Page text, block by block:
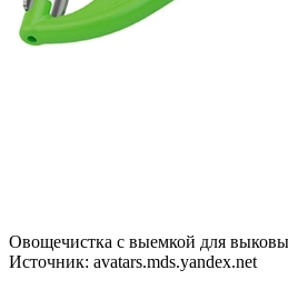
Овощечистка с выемкой для
Источник: avatars.mds.yandex.net